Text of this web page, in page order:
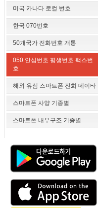
미국 카나다 로컬 번호
한국 070번호
50개국가 전화번호 개통
050 안심번호 평생번호 팩스번
호
해외 유심 스마트폰 전화 데이타
스마트폰 사양 기종별
스마트폰 내부구조 기종별